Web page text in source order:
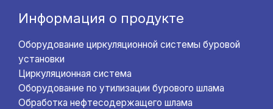
Информация о продукте
Оборудование циркуляционной системы буровой
установки
Циркуляционная система
Оборудование по утилизации бурового шлама
Обработка нефтесодержащего шлама